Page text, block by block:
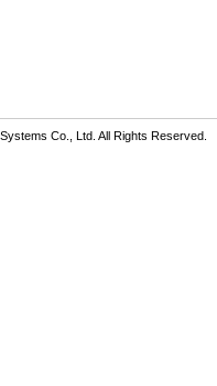
Co., Ltd. All Rights Reserved.